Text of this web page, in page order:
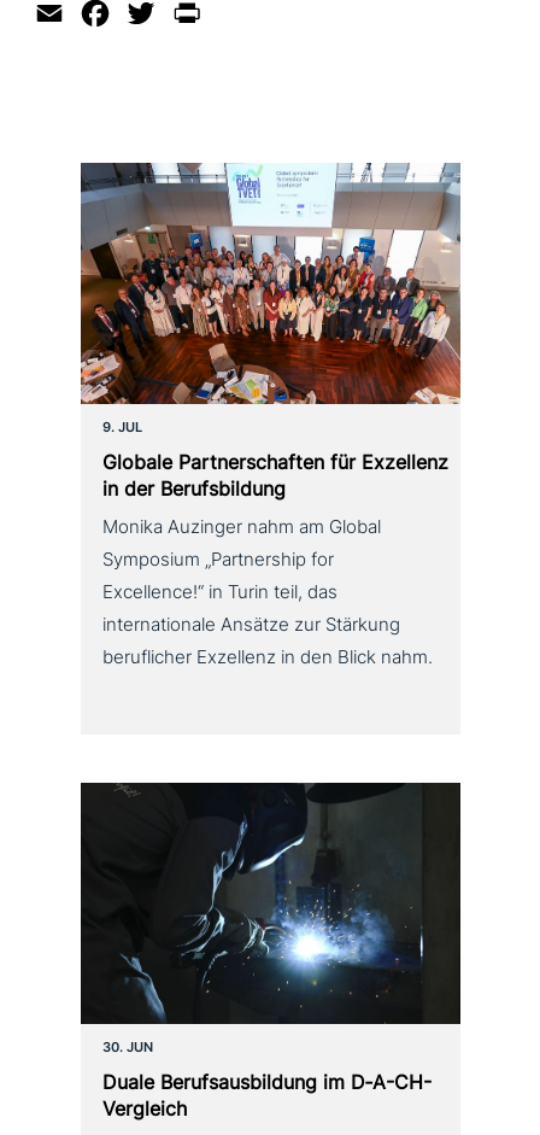
Email Facebook
Twitter
9. JUL
Globale Partnerschaften für Exzellenz
in der Berufsbildung
Monika Auzinger nahm am Global
Symposium „Partnership for
Excellence!“ in Turin teil, das
internationale Ansätze zur Stärkung
beruflicher Exzellenz in den Blick nahm.
30. JUN
Duale Berufsausbildung im D‑A-CH-
Vergleich